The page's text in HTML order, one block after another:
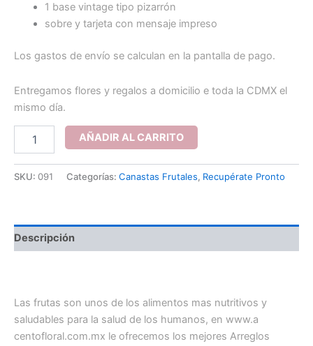
1 base vintage tipo pizarrón
sobre y tarjeta con mensaje impreso
Los gastos de envío se calculan en la pantalla de pago.
Entregamos flores y regalos a domicilio e toda la CDMX el
mismo día.
frutal
caja
AÑADIR AL CARRITO
SKU: 091 Categorías: Canastas Frutales, Recupérate Pronto
Descripción
Las frutas son unos de los alimentos mas nutritivos y
saludables para la salud de los humanos, en www.a
centofloral.com.mx le ofrecemos los mejores Arreglos